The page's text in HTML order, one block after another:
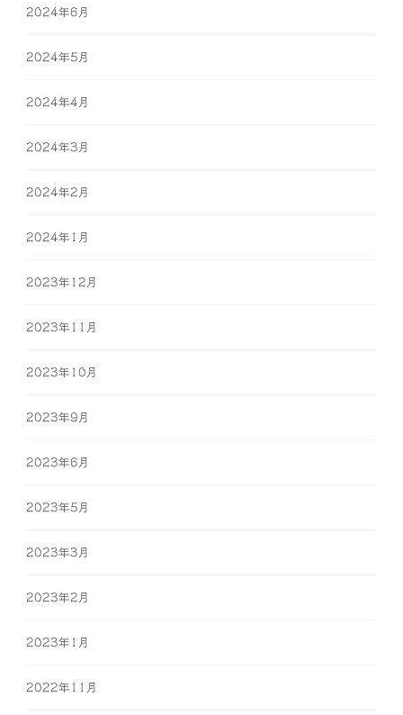
2024年6月
2024年5月
2024年4月
2024年3月
2024年2月
2024年1月
2023年12月
2023年11月
2023年10月
2023年9月
2023年6月
2023年5月
2023年3月
2023年2月
2023年1月
2022年11月